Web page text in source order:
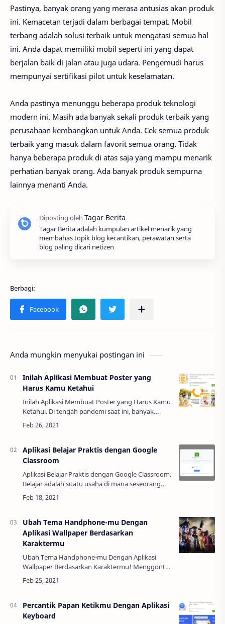
Pastinya, banyak orang yang merasa antusias akan produk
ini. Kemacetan terjadi dalam berbagai tempat. Mobil
terbang adalah solusi terbaik untuk mengatasi semua hal
ini. Anda dapat memiliki mobil seperti ini yang dapat
berjalan baik di jalan atau juga udara. Pengemudi harus
mempunyai sertifikasi pilot untuk keselamatan.
Anda pastinya menunggu beberapa produk teknologi
modern ini. Masih ada banyak sekali produk terbaik yang
perusahaan kembangkan untuk Anda. Cek semua produk
terbaik yang masuk dalam favorit semua orang. Tidak
hanya beberapa produk di atas saja yang mampu menarik
perhatian banyak orang. Ada banyak produk sempurna
lainnya menanti Anda.
Tagar Berita adalah kumpulan artikel menarik yang
membahas topik blog kecantikan, perawatan serta
blog paling dicari netizen
Anda mungkin menyukai postingan ini
Inilah Aplikasi Membuat Poster yang
Harus Kamu Ketahui
Inilah Aplikasi Membuat Poster yang Harus Kamu
Ketahui. Di tengah pandemi saat ini, banyak
sekali kegiatan yang dilakukan di rumah saja.
Tentunya hal ini dilakukan supaya bisa memu…
Aplikasi Belajar Praktis dengan Google
Classroom
Aplikasi Belajar Praktis dengan Google Classroom.
Belajar adalah suatu usaha di mana seseorang
memiliki kesadaran diri mengenai kemampuan
dan potensi yang dimiliki guna meningkatka…
Ubah Tema Handphone-mu Dengan
Aplikasi Wallpaper Berdasarkan
Karaktermu
Ubah Tema Handphone-mu Dengan Aplikasi
Wallpaper Berdasarkan Karaktermu! Menggonta-
ganti berbagai bentuk serta gambar di
handphone kamu sudah bukan hal yang asing
Percantik Papan Ketikmu Dengan Aplikasi
Keyboard